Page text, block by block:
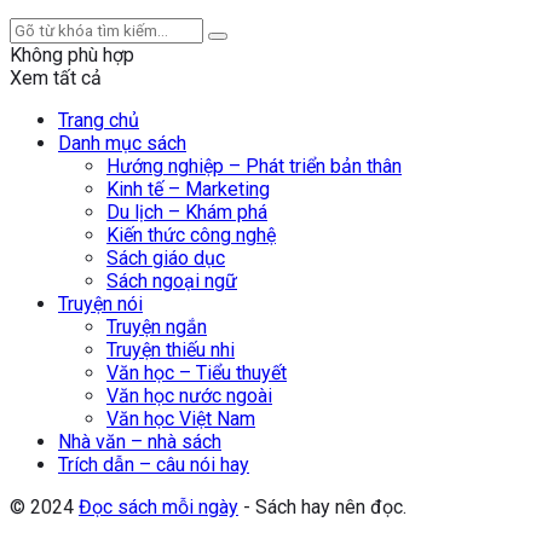
Không phù hợp
Xem tất cả
Trang chủ
Danh mục sách
Hướng nghiệp – Phát triển bản thân
Kinh tế – Marketing
Du lịch – Khám phá
Kiến thức công nghệ
Sách giáo dục
Sách ngoại ngữ
Truyện nói
Truyện ngắn
Truyện thiếu nhi
Văn học – Tiểu thuyết
Văn học nước ngoài
Văn học Việt Nam
Nhà văn – nhà sách
Trích dẫn – câu nói hay
© 2024 Đọc sách mỗi ngày - Sách hay nên đọc.